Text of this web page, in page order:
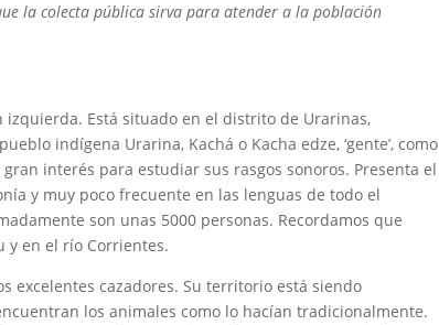
la colecta pública sirva para atender a la población
Está situado en el distrito de Urarinas,
indígena Urarina, Kachá o Kacha edze, ‘gente’, como
interés para estudiar sus rasgos sonoros. Presenta el
y muy poco frecuente en las lenguas de todo el
son unas 5000 personas. Recordamos que
en el río Corrientes.
excelentes cazadores. Su territorio está siendo
los animales como lo hacían tradicionalmente.